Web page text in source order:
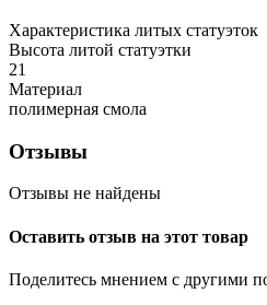
Характеристика литых статуэток
Высота литой статуэтки
21
Материал
полимерная смола
Отзывы
Отзывы не найдены
Оставить отзыв на этот товар
Поделитесь мнением с другими